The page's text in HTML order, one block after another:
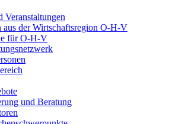
Veranstaltungen
aus der Wirtschaftsregion O-H-V
für O-H-V
und Beratung